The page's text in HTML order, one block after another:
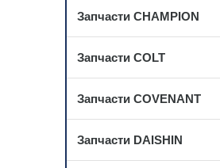
Запчасти CHAMPION
Запчасти COLT
Запчасти COVENANT
Запчасти DAISHIN